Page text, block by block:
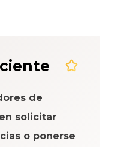
de
solicitar
o ponerse